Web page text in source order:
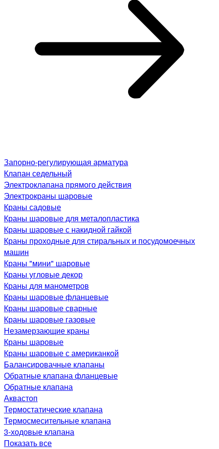
Запорно-регулирующая арматура
Клапан седельный
Электроклапана прямого действия
Электрокраны шаровые
Краны садовые
Краны шаровые для металопластика
Краны шаровые с накидной гайкой
Краны проходные для стиральных и посудомоечных
машин
Краны "мини" шаровые
Краны угловые декор
Краны для манометров
Краны шаровые фланцевые
Краны шаровые сварные
Краны шаровые газовые
Незамерзающие краны
Краны шаровые
Краны шаровые с американкой
Балансировачные клапаны
Обратные клапана фланцевые
Обратные клапана
Аквастоп
Термостатические клапана
Термосмесительные клапана
3-ходовые клапана
Показать все